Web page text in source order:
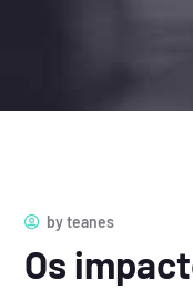
byteanes
Os